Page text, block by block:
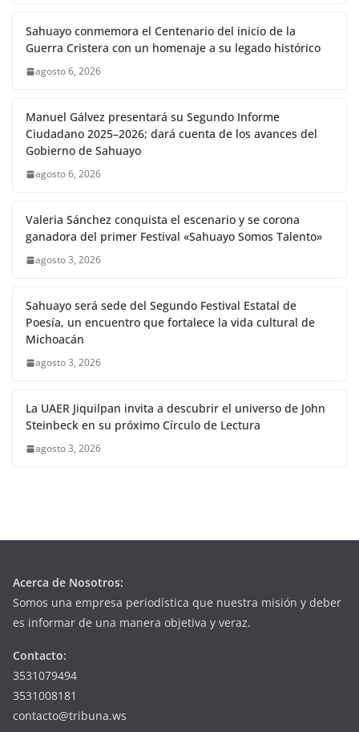
Sahuayo conmemora el Centenario del inicio de la
Guerra Cristera con un homenaje a su legado histórico
agosto 6, 2026
Manuel Gálvez presentará su Segundo Informe
Ciudadano 2025–2026; dará cuenta de los avances del
Gobierno de Sahuayo
agosto 6, 2026
Valeria Sánchez conquista el escenario y se corona
ganadora del primer Festival «Sahuayo Somos Talento»
agosto 3, 2026
Sahuayo será sede del Segundo Festival Estatal de
Poesía, un encuentro que fortalece la vida cultural de
Michoacán
agosto 3, 2026
La UAER Jiquilpan invita a descubrir el universo de John
Steinbeck en su próximo Círculo de Lectura
agosto 3, 2026
Acerca de Nosotros:
Somos una empresa periodística que nuestra misión y deber
es informar de una manera objetiva y veraz.
Contacto:
3531079494
3531008181
contacto@tribuna.ws